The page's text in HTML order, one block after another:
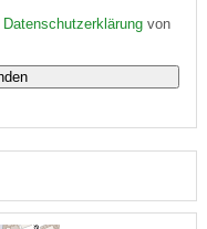
Datenschutzerklärungvon